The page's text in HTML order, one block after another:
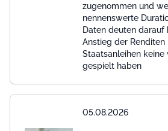
zugenommen und
nennenswerte
Daten deuten darauf
Anstieg der
Staatsanleihen
gespielt haben
05.08.2026